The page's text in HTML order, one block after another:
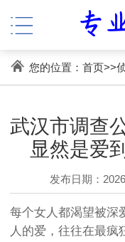
您的位置： 首页>>
武汉市调查
显然是爱
发布日期：
每个女人都渴望被深
人的爱，往往在最疯